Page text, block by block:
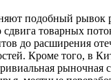
подобный рывок
сдвига товарных
до расширения
Кроме того, в